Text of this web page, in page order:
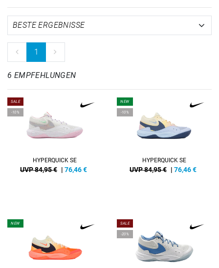
1
6 EMPFEHLUNGEN
SALE
-10%
HYPERQUICK SE
UVP 84,95 € | 76,46€
NEW
-10%
HYPERQUICK SE
UVP 84,95 € | 76,46€
NEW SALE
-20%